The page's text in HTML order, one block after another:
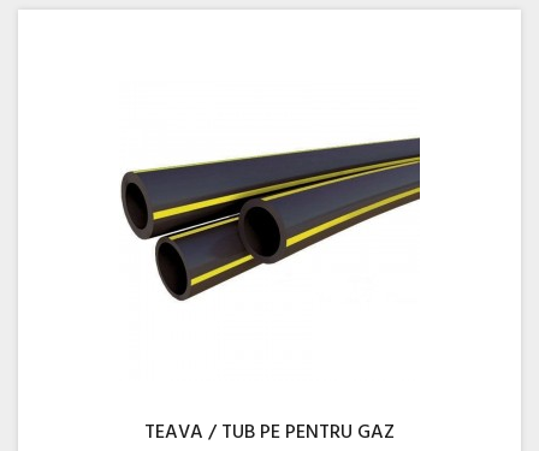
TEAVA / TUB PE PENTRU GAZ